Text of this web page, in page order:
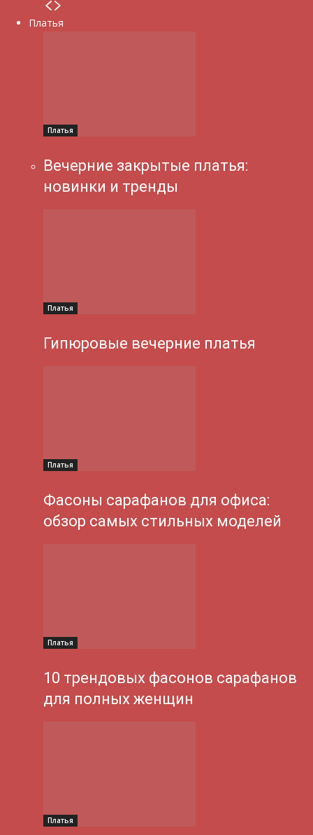
Платья
Платья
Вечерние закрытые платья:
новинки и тренды
Платья
Гипюровые вечерние платья
Платья
Фасоны сарафанов для офиса:
обзор самых стильных моделей
Платья
10 трендовых фасонов сарафанов
для полных женщин
Платья